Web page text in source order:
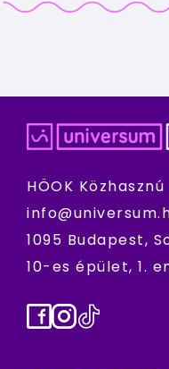
HÖOK
1095 Budapest,
10-es épület, 1.
Facebook
Instagram
TikTok